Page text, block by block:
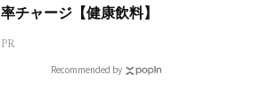
率チャージ【健康飲料】
PR
Recommended by